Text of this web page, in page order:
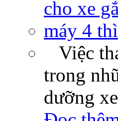
Việc
trong
dưỡng